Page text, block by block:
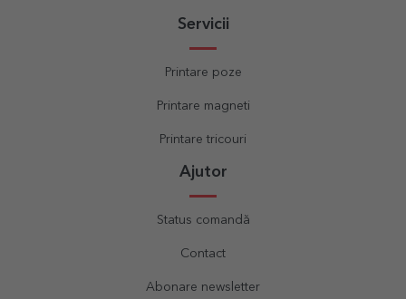
Servicii
Printare poze
Printare magneti
Printare tricouri
Ajutor
Status comandă
Contact
Abonare newsletter